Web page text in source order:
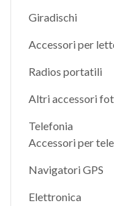
Giradischi
Accessori per
Radios portatili
Altri accessori
Telefonia
Accessori per
Navigatori GPS
Elettronica